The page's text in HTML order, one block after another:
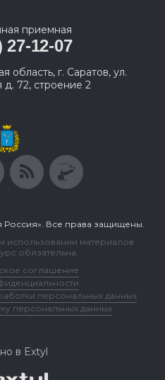
приемная
27-12-07
область, г. Саратов, ул.
д. 72, строение 2
Россия». Все права защищены.
использовании материалов
обязательна.
соглашение
персональных данных
персональных данных
в Extyl